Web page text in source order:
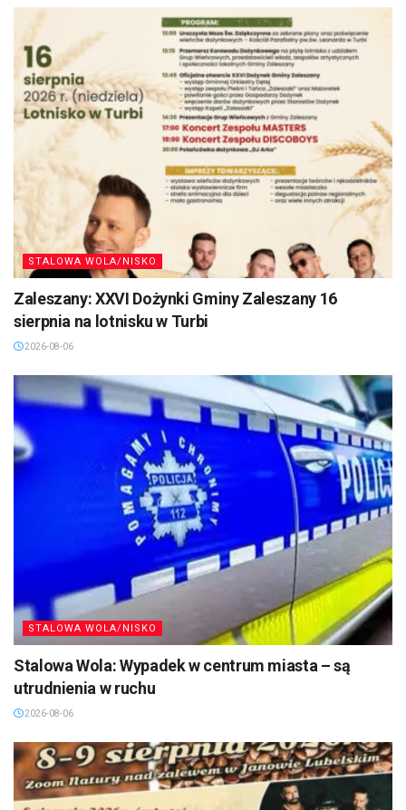
STALOWA WOLA/NISKO
Zaleszany: XXVI Dożynki Gminy Zaleszany 16
sierpnia na lotnisku w Turbi
2026-08-06
STALOWA WOLA/NISKO
Stalowa Wola: Wypadek w centrum miasta – są
utrudnienia w ruchu
2026-08-06